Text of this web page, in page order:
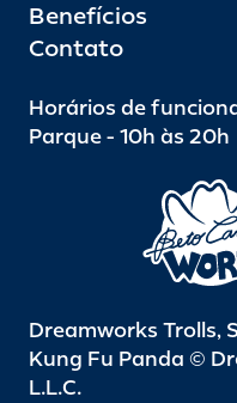
Benefícios
Contato
Horários de
Parque - 10h às 20h
Dreamworks Trolls,
Kung Fu Panda ©
L.L.C.